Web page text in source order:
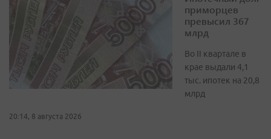
приморцев
превысил 367
млрд
Во II квартале в
крае выдали 4,1
тыс. ипотек на 20,8
млрд
20:14, 8 августа 2026